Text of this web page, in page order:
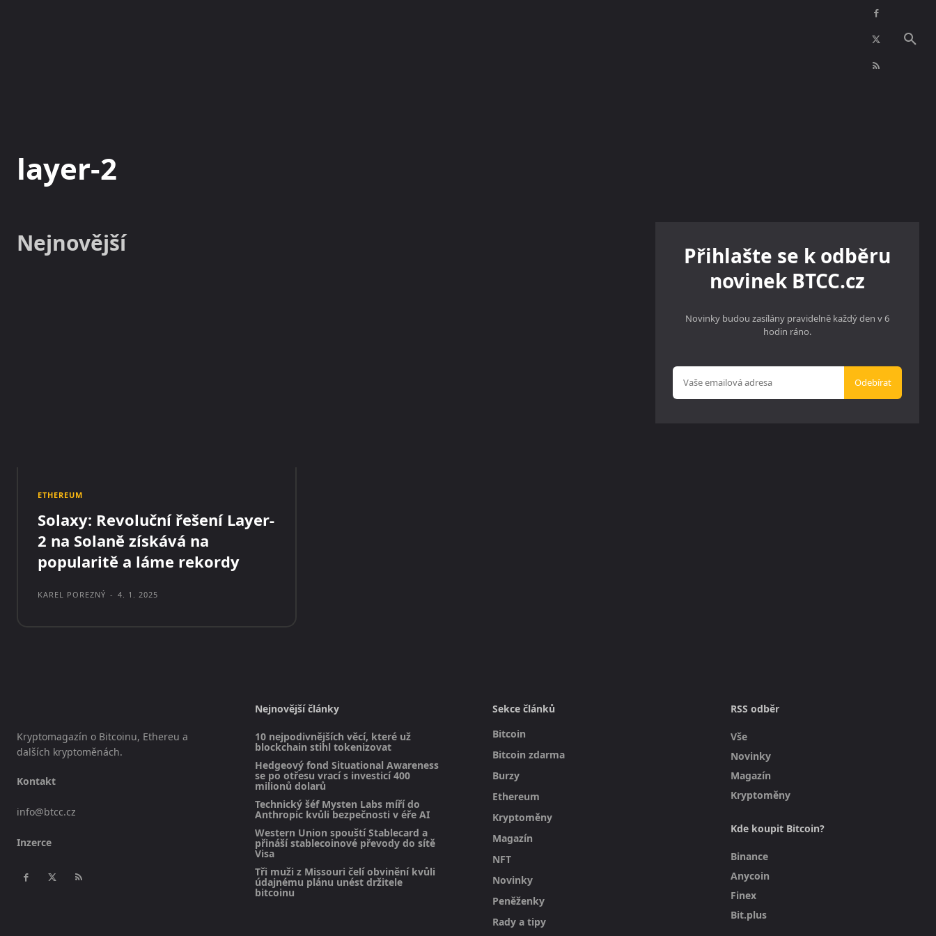
layer-2
Nejnovější
ETHEREUM
Solaxy: Revoluční řešení Layer-
2 na Solaně získává na
popularitě a láme rekordy
KAREL POREZNÝ - 4. 1. 2025
Přihlašte se k odběru
novinek BTCC.cz
Novinky budou zasílány pravidelně každý den v 6
hodin ráno.
Odebírat
Kryptomagazín o Bitcoinu, Ethereu a
dalších kryptoměnách.
Kontakt
info@btcc.cz
Inzerce
Nejnovější články
10 nejpodivnějších věcí, které už
blockchain stihl tokenizovat
Hedgeový fond Situational Awareness
se po otřesu vrací s investicí 400
milionů dolarů
Technický šéf Mysten Labs míří do
Anthropic kvůli bezpečnosti v éře AI
Western Union spouští Stablecard a
přináší stablecoinové převody do sítě
Visa
Tři muži z Missouri čelí obvinění kvůli
údajnému plánu unést držitele
bitcoinu
Sekce článků
Bitcoin
Bitcoin zdarma
Burzy
Ethereum
Kryptoměny
Magazín
NFT
Novinky
Peněženky
Rady a tipy
RSS odběr
Vše
Novinky
Magazín
Kryptoměny
Kde koupit Bitcoin?
Binance
Anycoin
Finex
Bit.plus